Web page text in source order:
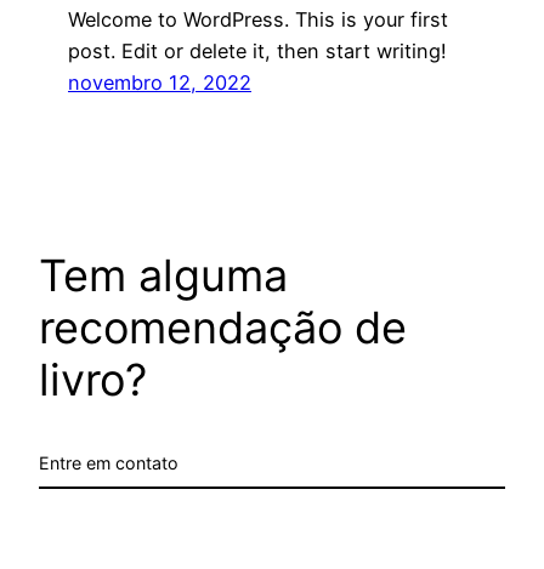
Welcome to WordPress. This is your first
post. Edit or delete it, then start writing!
novembro 12, 2022
Tem alguma
recomendação de
livro?
Entre em contato